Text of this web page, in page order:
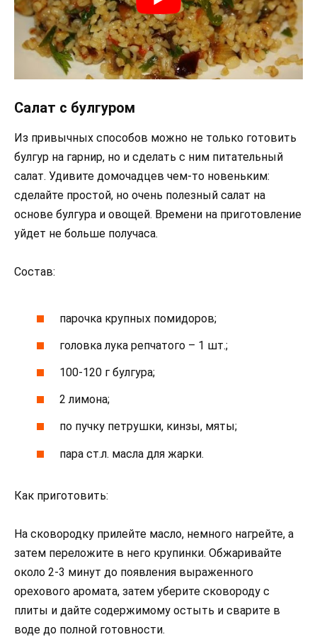
Салат с булгуром
Из привычных способов можно не только готовить
булгур на гарнир, но и сделать с ним питательный
салат. Удивите домочадцев чем-то новеньким:
сделайте простой, но очень полезный салат на
основе булгура и овощей. Времени на приготовление
уйдет не больше получаса.
Состав:
парочка крупных помидоров;
головка лука репчатого – 1 шт.;
100-120 г булгура;
2 лимона;
по пучку петрушки, кинзы, мяты;
пара ст.л. масла для жарки.
Как приготовить:
На сковородку прилейте масло, немного нагрейте, а
затем переложите в него крупинки. Обжаривайте
около 2-3 минут до появления выраженного
орехового аромата, затем уберите сковороду с
плиты и дайте содержимому остыть и сварите в
воде до полной готовности.